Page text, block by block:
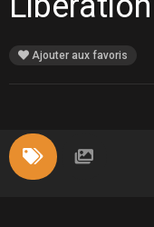
Ajouter aux favoris